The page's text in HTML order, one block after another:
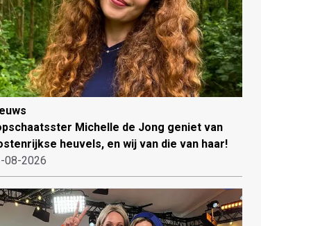
Michelle de Jong geniet van
heuvels, en wij van die van haar!
08-2026